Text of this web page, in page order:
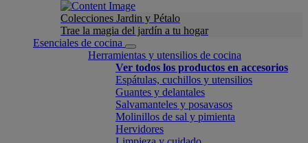
Colecciones Jardin y Pétalo
Trae la magia del jardín a tu hogar
Esenciales de cocina
Herramientas y utensilios de cocina
Ver todos los productos en accesorios
Espátulas, cuchillos y utensilios
Guantes y delantales
Salvamanteles y posavasos
Molinillos de sal y pimienta
Hervidores